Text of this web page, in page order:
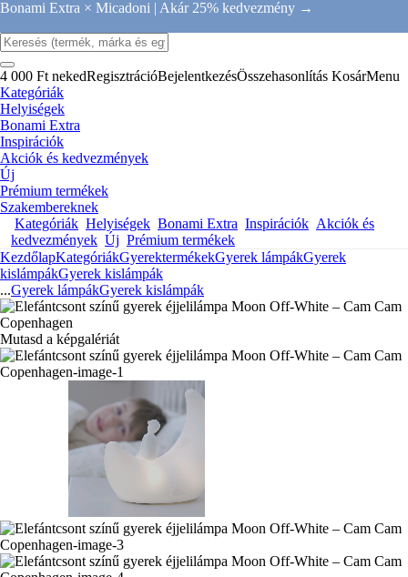
Bonami Extra × Micadoni | Akár 25% kedvezmény →
4 000 Ft nekedRegisztrációBejelentkezésÖsszehasonlítás KosárMenu
Kategóriák
Helyiségek
Bonami Extra
Inspirációk
Akciók és kedvezmények
Új
Prémium termékek
Szakembereknek
Kategóriák Helyiségek Bonami Extra Inspirációk Akciók és
kedvezmények Új Prémium termékek
KezdőlapKategóriákGyerektermékekGyerek lámpákGyerek
kislámpákGyerek kislámpák
...Gyerek lámpákGyerek kislámpák
Mutasd a képgalériát